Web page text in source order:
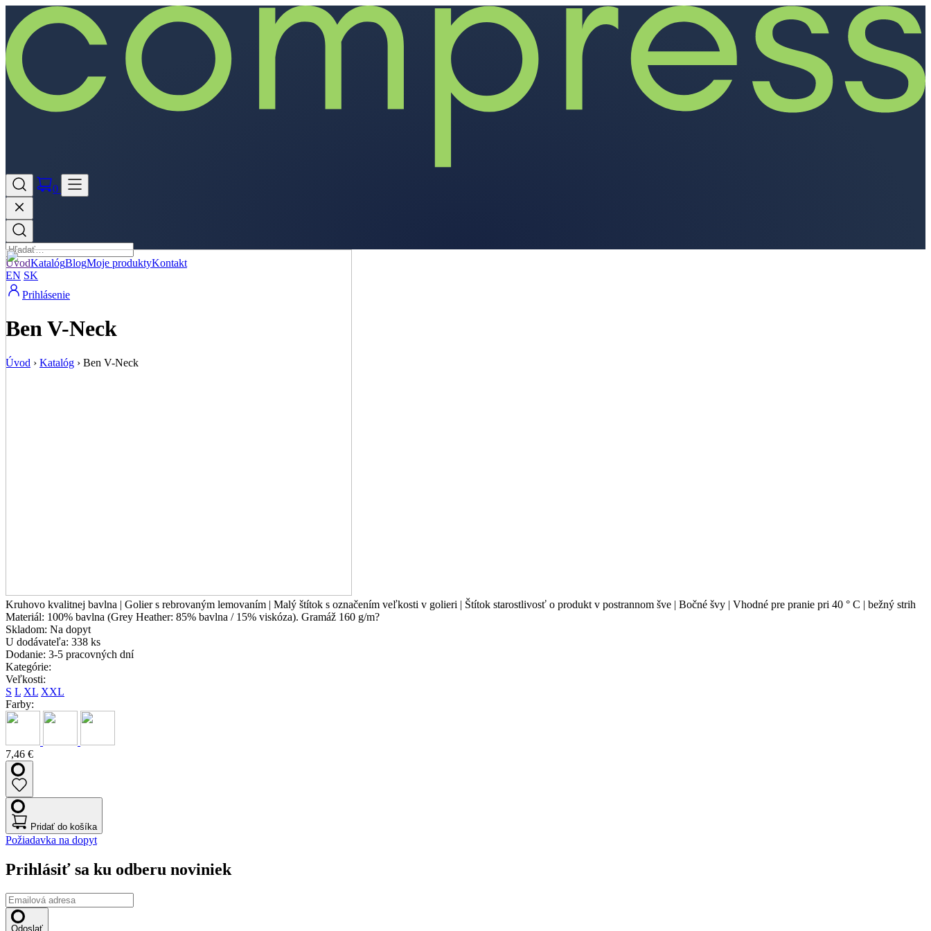
0
ÚvodKatalógBlogMoje produktyKontakt
EN SK
Prihlásenie
Ben V-Neck
Úvod › Katalóg › Ben V-Neck
Kruhovo kvalitnej bavlna | Golier s rebrovaným lemovaním | Malý štítok s označením veľkosti v golieri | Štítok starostlivosť o produkt v postrannom šve | Bočné švy | Vhodné pre pranie pri 40 ° C | bežný strih
Materiál: 100% bavlna (Grey Heather: 85% bavlna / 15% viskóza). Gramáž 160 g/m?
Skladom: Na dopyt
U dodávateľa: 338 ks
Dodanie: 3-5 pracovných dní
Kategórie:
Veľkosti:
S L XL XXL
Farby:
7,46 €
Pridať do košíka
Požiadavka na dopyt
Prihlásiť sa ku odberu noviniek
Odoslať